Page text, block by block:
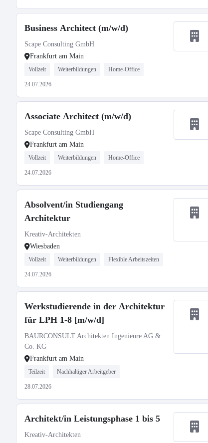
Business Architect (m/w/d)
Scape Consulting GmbH
Frankfurt am Main
Vollzeit Weiterbildungen Home-Office
24.07.2026
Associate Architect (m/w/d)
Scape Consulting GmbH
Frankfurt am Main
Vollzeit Weiterbildungen Home-Office
24.07.2026
Absolvent/in Studiengang
Architektur
Kreativ-Architekten
Wiesbaden
Vollzeit Weiterbildungen Flexible Arbeitszeiten
24.07.2026
Werkstudierende in der Architektur
für LPH 1-8 [m/w/d]
BAURCONSULT Architekten Ingenieure AG &
Co. KG
Frankfurt am Main
Teilzeit Nachhaltiger Arbeitgeber
28.07.2026
Architekt/in Leistungsphase 1 bis 5
Kreativ-Architekten